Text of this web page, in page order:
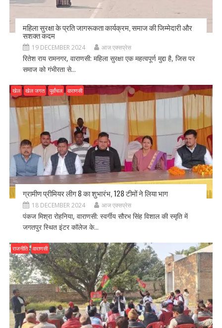
महिला सुरक्षा के प्रति जागरूकता कार्यक्रम, समाज की जिम्मेदारी और
सशक्त कदम
19 DECEMBER 2024 आज एक्सप्रेस
रितेश राय रामनगर, वाराणसी: महिला सुरक्षा एक महत्वपूर्ण मुद्दा है, जिस पर
समाज को गंभीरता से...
खेल खेल जगत पूर्वांचल वाराणसी
ग्रामीण प्रीमियर लीग 8 का शुभारंभ, 128 टीमों ने लिया भाग
18 DECEMBER 2024 आज एक्सप्रेस
पंकज मिश्रा रोहनिया, वाराणसी: स्वर्गीय सौरभ सिंह विशाल की स्मृति में
जगतपुर स्थित इंटर कॉलेज के...
राजनीति वाराणसी